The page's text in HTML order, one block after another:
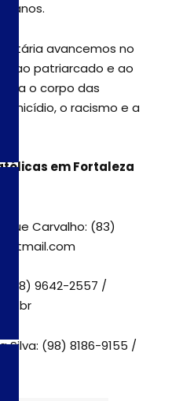
avancemos no
ao patriarcado e ao
o corpo das
o racismo e a
em Fortaleza
Carvalho: (83)
(88) 9642-2557 /
Silva: (98) 8186-9155 /